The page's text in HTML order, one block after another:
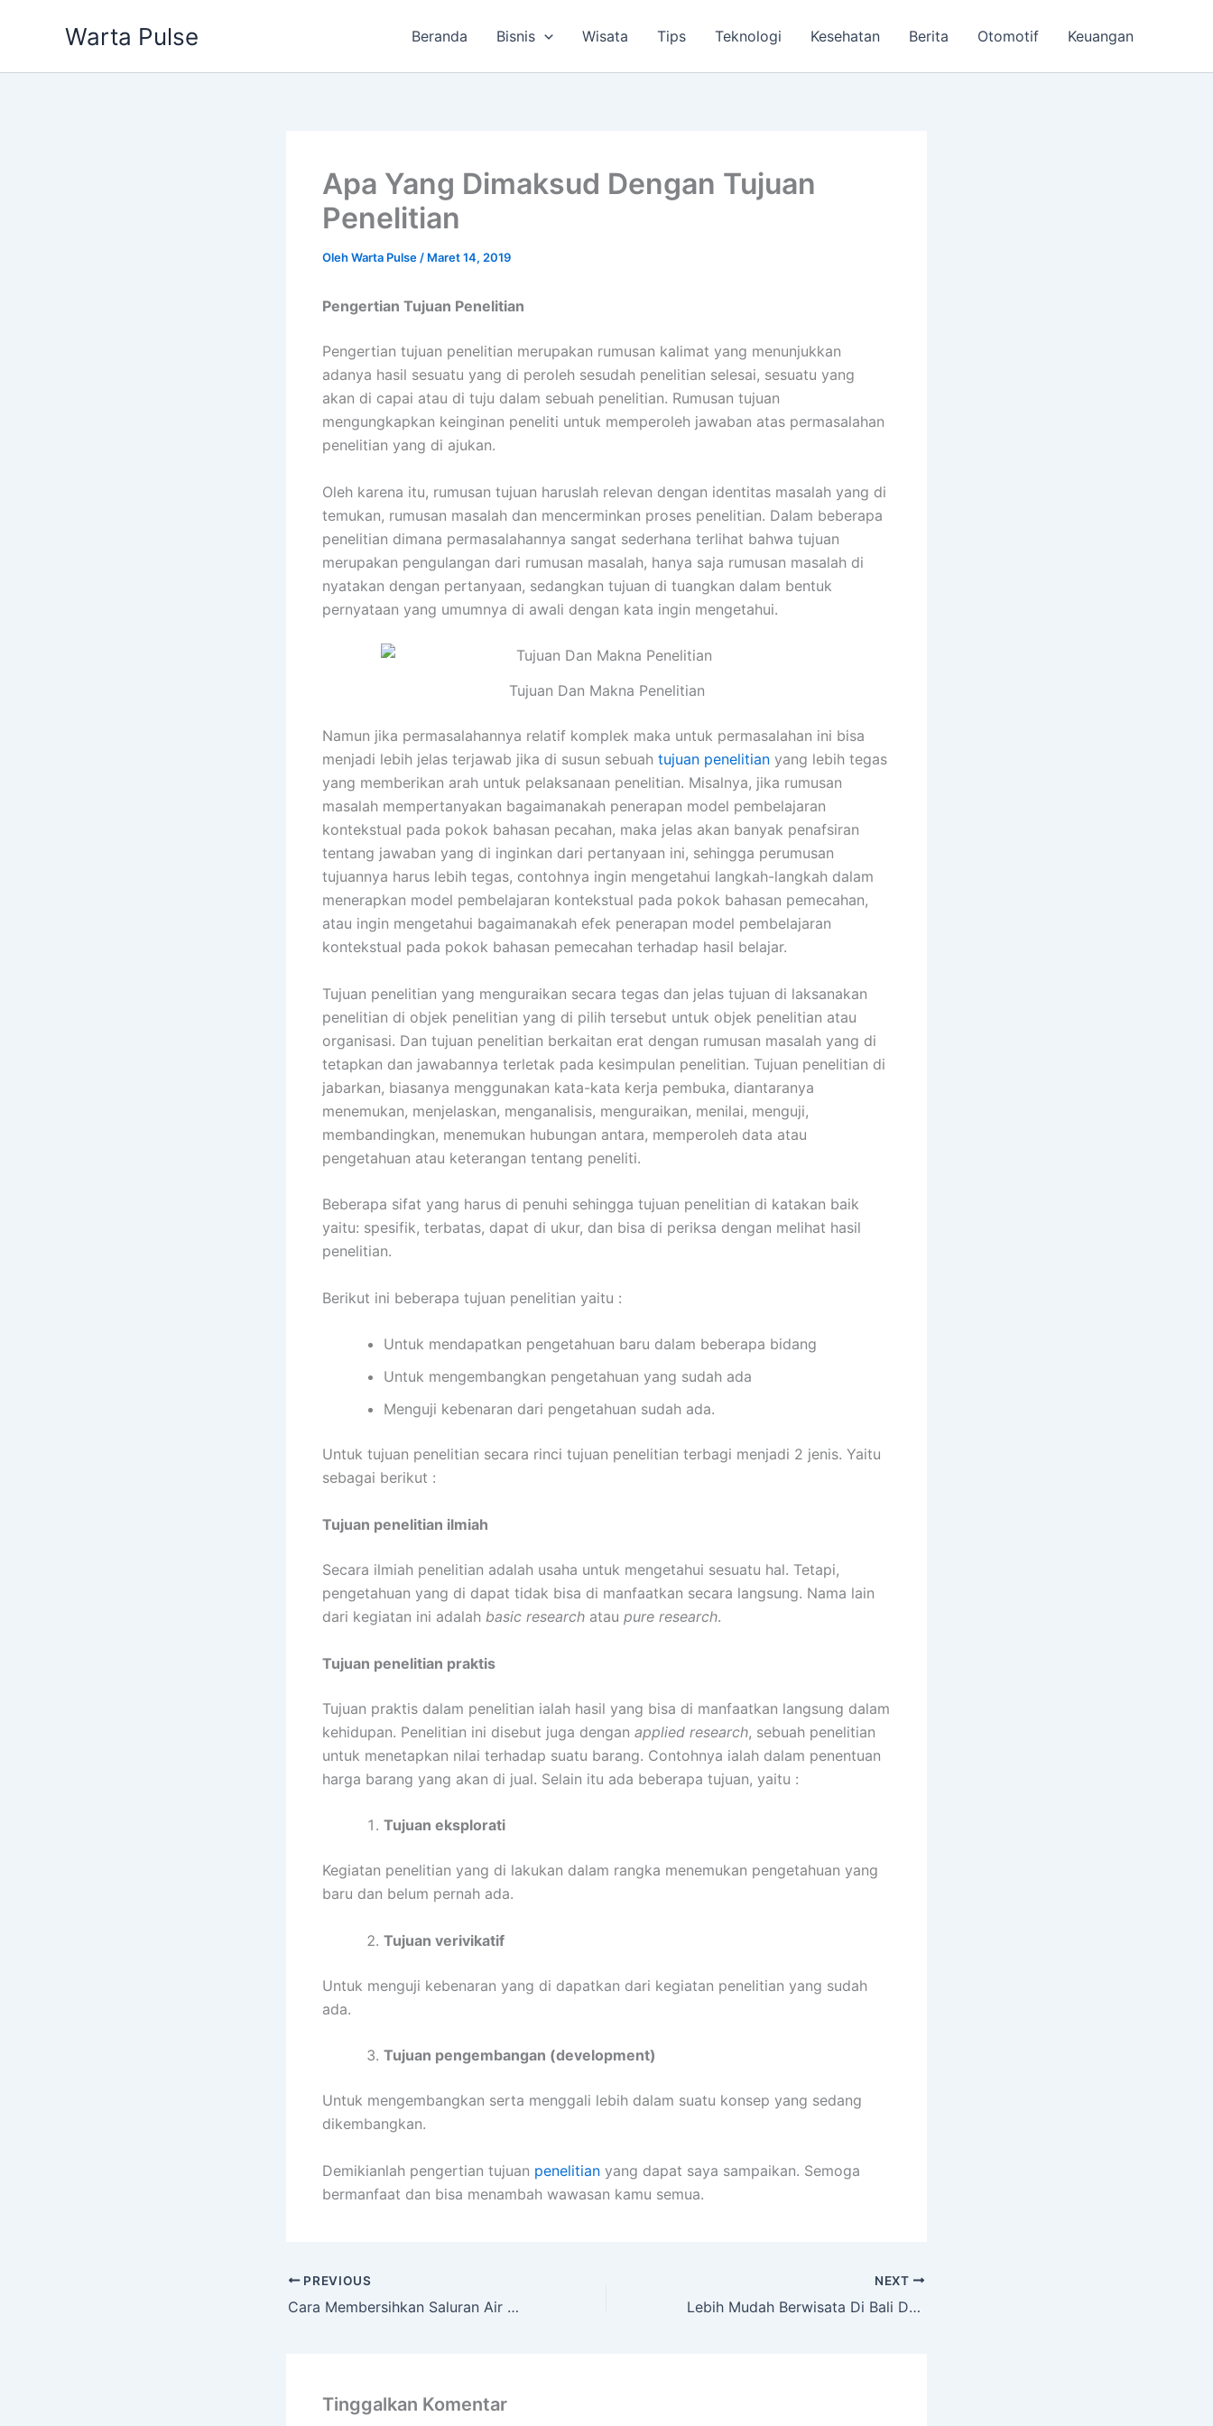
Warta Pulse Beranda Bisnis Wisata Tips Teknologi Kesehatan Berita Otomotif Keuangan
Apa Yang Dimaksud Dengan Tujuan
Penelitian
OlehWarta Pulse / Maret 14, 2019
Pengertian Tujuan Penelitian
Pengertian tujuan penelitian merupakan rumusan kalimat yang menunjukkan
adanya hasil sesuatu yang di peroleh sesudah penelitian selesai, sesuatu yang
akan di capai atau di tuju dalam sebuah penelitian. Rumusan tujuan
mengungkapkan keinginan peneliti untuk memperoleh jawaban atas permasalahan
penelitian yang di ajukan.
Oleh karena itu, rumusan tujuan haruslah relevan dengan identitas masalah yang di
temukan, rumusan masalah dan mencerminkan proses penelitian. Dalam beberapa
penelitian dimana permasalahannya sangat sederhana terlihat bahwa tujuan
merupakan pengulangan dari rumusan masalah, hanya saja rumusan masalah di
nyatakan dengan pertanyaan, sedangkan tujuan di tuangkan dalam bentuk
pernyataan yang umumnya di awali dengan kata ingin mengetahui.
Tujuan Dan Makna Penelitian
Namun jika permasalahannya relatif komplek maka untuk permasalahan ini bisa
menjadi lebih jelas terjawab jika di susun sebuah tujuan penelitian yang lebih tegas
yang memberikan arah untuk pelaksanaan penelitian. Misalnya, jika rumusan
masalah mempertanyakan bagaimanakah penerapan model pembelajaran
kontekstual pada pokok bahasan pecahan, maka jelas akan banyak penafsiran
tentang jawaban yang di inginkan dari pertanyaan ini, sehingga perumusan
tujuannya harus lebih tegas, contohnya ingin mengetahui langkah-langkah dalam
menerapkan model pembelajaran kontekstual pada pokok bahasan pemecahan,
atau ingin mengetahui bagaimanakah efek penerapan model pembelajaran
kontekstual pada pokok bahasan pemecahan terhadap hasil belajar.
Tujuan penelitian yang menguraikan secara tegas dan jelas tujuan di laksanakan
penelitian di objek penelitian yang di pilih tersebut untuk objek penelitian atau
organisasi. Dan tujuan penelitian berkaitan erat dengan rumusan masalah yang di
tetapkan dan jawabannya terletak pada kesimpulan penelitian. Tujuan penelitian di
jabarkan, biasanya menggunakan kata-kata kerja pembuka, diantaranya
menemukan, menjelaskan, menganalisis, menguraikan, menilai, menguji,
membandingkan, menemukan hubungan antara, memperoleh data atau
pengetahuan atau keterangan tentang peneliti.
Beberapa sifat yang harus di penuhi sehingga tujuan penelitian di katakan baik
yaitu: spesifik, terbatas, dapat di ukur, dan bisa di periksa dengan melihat hasil
penelitian.
Berikut ini beberapa tujuan penelitian yaitu :
Untuk mendapatkan pengetahuan baru dalam beberapa bidang
Untuk mengembangkan pengetahuan yang sudah ada
Menguji kebenaran dari pengetahuan sudah ada.
Untuk tujuan penelitian secara rinci tujuan penelitian terbagi menjadi 2 jenis. Yaitu
sebagai berikut :
Tujuan penelitian ilmiah
Secara ilmiah penelitian adalah usaha untuk mengetahui sesuatu hal. Tetapi,
pengetahuan yang di dapat tidak bisa di manfaatkan secara langsung. Nama lain
dari kegiatan ini adalah basic research atau pure research.
Tujuan penelitian praktis
Tujuan praktis dalam penelitian ialah hasil yang bisa di manfaatkan langsung dalam
kehidupan. Penelitian ini disebut juga dengan applied research, sebuah penelitian
untuk menetapkan nilai terhadap suatu barang. Contohnya ialah dalam penentuan
harga barang yang akan di jual. Selain itu ada beberapa tujuan, yaitu :
Tujuan eksplorati
Kegiatan penelitian yang di lakukan dalam rangka menemukan pengetahuan yang
baru dan belum pernah ada.
Tujuan verivikatif
Untuk menguji kebenaran yang di dapatkan dari kegiatan penelitian yang sudah
ada.
Tujuan pengembangan (development)
Untuk mengembangkan serta menggali lebih dalam suatu konsep yang sedang
dikembangkan.
Demikianlah pengertian tujuan penelitian yang dapat saya sampaikan. Semoga
bermanfaat dan bisa menambah wawasan kamu semua.
PREVIOUS
Cara Membersihkan Saluran Air Mampet
NEXT
Lebih Mudah Berwisata Di Bali Dengan Jasa Sewa Mobil
Tinggalkan Komentar